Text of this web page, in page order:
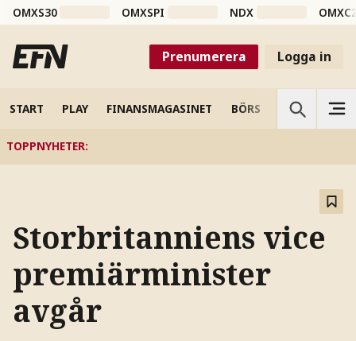
OMXS30 OMXSPI NDX
Prenumerera Logga in
START PLAY FINANSMAGASINET BÖRS VETENSKAP
TOPPNYHETER:
Storbritanniens vice
premiärminister
avgår